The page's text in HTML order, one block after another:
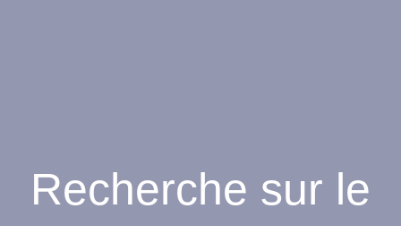
Recherche sur le